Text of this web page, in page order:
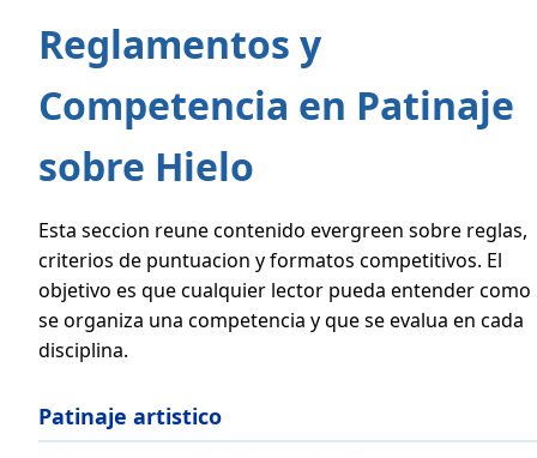
Reglamentos y
Competencia en Patinaje
sobre Hielo
Esta seccion reune contenido evergreen sobre reglas,
criterios de puntuacion y formatos competitivos. El
objetivo es que cualquier lector pueda entender como
se organiza una competencia y que se evalua en cada
disciplina.
Patinaje artistico